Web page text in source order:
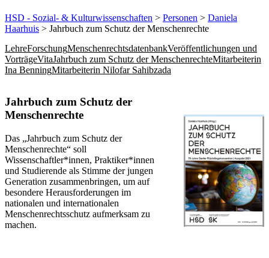
HSD - Sozial- & Kulturwissenschaften > Personen > Daniela
Haarhuis > Jahrbuch zum Schutz der Menschenrechte
LehreForschungMenschenrechtsdatenbankVeröffentlichungen und
VorträgeVitaJahrbuch zum Schutz der MenschenrechteMitarbeiterin
Ina BenningMitarbeiterin Nilofar Sahibzada
​​​​​​​​​​​​​​​​Jahrbuch zum Schutz der
Menschenrechte
Das „Jahrbuch zum Schutz der
Menschenrechte“ soll
Wissenschaftler*innen, Praktiker*innen
und Studierende als Stimme der jungen
Generation zusammenbringen, um auf
besondere Herausforderungen im
nationalen und internationalen
Menschenrechtsschutz aufmerksam zu
machen.